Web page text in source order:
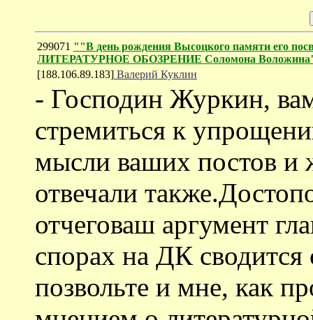
299071 ""В день рождения Высоцкого памяти его
ЛИТЕРАТУРНОЕ ОБОЗРЕНИЕ Соломона
[188.106.89.183] Валерий Куклин
- Господин Журкин,
стремиться к
мысли ваших постов и
отвечали
отчеговаш аргумент
спорах на ДК
позвольте и мне, как